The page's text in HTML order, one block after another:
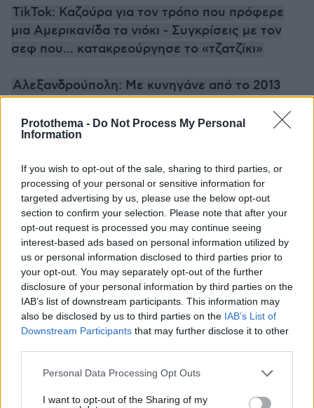
Protothema - Do Not Process My Personal
Information
If you wish to opt-out of the sale, sharing to third parties, or
processing of your personal or sensitive information for
targeted advertising by us, please use the below opt-out
section to confirm your selection. Please note that after your
opt-out request is processed you may continue seeing
interest-based ads based on personal information utilized by
us or personal information disclosed to third parties prior to
your opt-out. You may separately opt-out of the further
disclosure of your personal information by third parties on the
IAB’s list of downstream participants. This information may
also be disclosed by us to third parties on the IAB’s List of
Downstream Participants that may further disclose it to other
Please note that this website/app uses one or more Google
not limited to your visit or usage behaviour. You may click to
Personal Data Processing Opt Outs
I want to opt-out of the Sharing of my
TikTok: Καζούρα για τον τρόπο που πρόφερε
μια Αμερικανίδα τα νιόκι - Συγκρίσεις με τον
σεφ που... κατακρεούργησε το «τζατζίκι»
Αλεξανδρούπολη: Με κυνηγάνε από το 2013
για παρενόχληση μαθήτριας
Thema Insights
Ακολουθήστε τοprotothema.gr στο Google News
και μάθετε πρώτοι όλες τις ειδήσεις
Δείτε όλες τις τελευταίεςΕιδήσεις από την Ελλάδα
και τον Κόσμο, τη στιγμή που συμβαίνουν, στο
Protothema.gr